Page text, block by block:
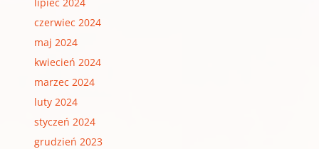
czerwiec 2024
maj 2024
kwiecień 2024
marzec 2024
luty 2024
styczeń 2024
grudzień 2023